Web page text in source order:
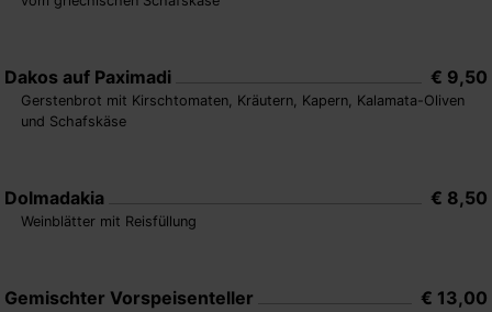
Dakos auf Paximadi € 9,50
Gerstenbrot mit Kirschtomaten, Kräutern, Kapern, Kalamata-Oliven
und Schafskäse
Dolmadakia € 8,50
Weinblätter mit Reisfüllung
Gemischter Vorspeisenteller € 13,00